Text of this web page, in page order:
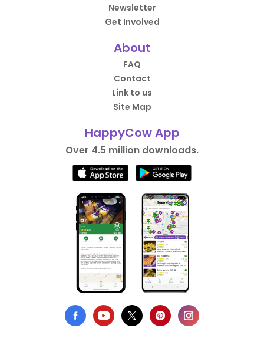
Newsletter
Get Involved
About
FAQ
Contact
Link to us
Site Map
HappyCow App
Over 4.5 million downloads.